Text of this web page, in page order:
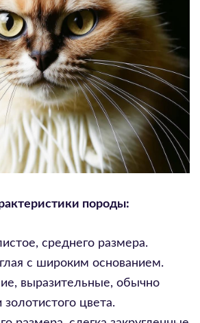
породы:
среднего размера.
с широким основанием.
выразительные, обычно
золотистого цвета.